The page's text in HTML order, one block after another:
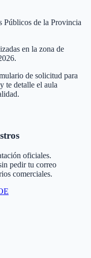
Públicos de la Provincia
en la zona de
de solicitud para
te detalle el aula
oficiales.
pedir tu correo
comerciales.